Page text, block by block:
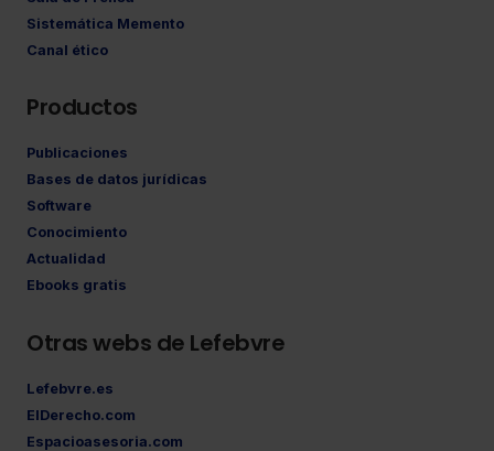
Sistemática Memento
Canal ético
Productos
Publicaciones
Bases de datos jurídicas
Software
Conocimiento
Actualidad
Ebooks gratis
Otras webs de Lefebvre
Lefebvre.es
ElDerecho.com
Espacioasesoria.com